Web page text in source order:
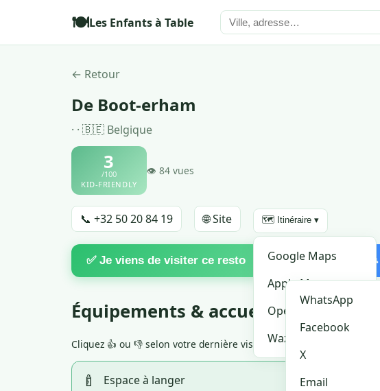
🍽️Les Enfants à Table
← Retour
De Boot-erham
· · 🇧🇪 Belgique
3
/100
KID-FRIENDLY
👁 84 vues
📞 +32 50 20 84 19 🌐 Site 🗺️ Itinéraire ▾
Google Maps
Apple Maps
OpenStreetMap
Waze
✅ Je viens de visiter ce resto
♡
Favori
🔗 Partager ▾
WhatsApp
Facebook
X
Email
Équipements & accueil
Cliquez 👍 ou 👎 selon votre dernière visite. Si trop de ✗, on
🍼 Espace à langer